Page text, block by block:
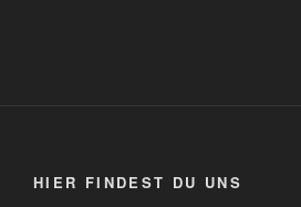
HIER FINDEST DU UNS